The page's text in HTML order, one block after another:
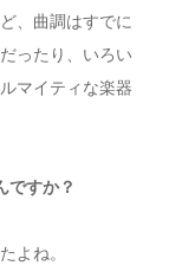
、曲調はすでに
ったり、いろい
マイティな楽器
ですか？
よね。